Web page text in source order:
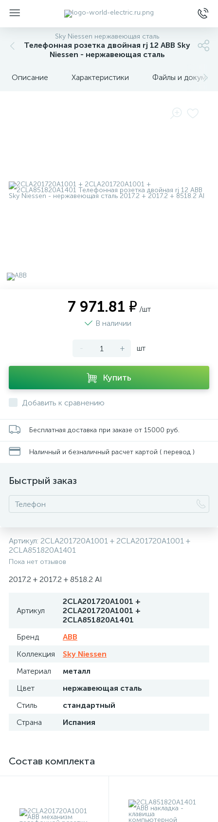
Sky Niessen нержавеющая сталь
Телефонная розетка двойная rj 12 ABB Sky
Niessen - нержавеющая сталь
Описание Характеристики Файлы и
7 971.81 ₽ /шт
В наличии
- + шт
Купить
Добавить к сравнению
Бесплатная доставка при заказе от 15000 руб.
Наличный и безналичный расчет картой ( перевод )
Быстрый заказ
Артикул: 2CLA201720A1001 + 2CLA201720A1001 +
2CLA851820A1401
Пока нет отзывов
2017.2 + 2017.2 + 8518.2 AI
Артикул
2CLA201720A1001 +
2CLA201720A1001 +
2CLA851820A1401
Бренд
ABB
Коллекция
Sky Niessen
Материал
металл
Цвет
нержавеющая сталь
Стиль
стандартный
Страна
Испания
Состав комплекта